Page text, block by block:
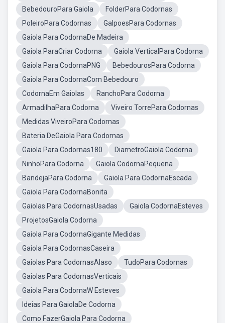
BebedouroPara Gaiola
FolderPara Codornas
PoleiroPara Codornas
GalpoesPara Codornas
Gaiola Para CodornaDe Madeira
Gaiola ParaCriar Codorna
Gaiola VerticalPara Codorna
Gaiola Para CodornaPNG
BebedourosPara Codorna
Gaiola Para CodornaCom Bebedouro
CodornaEm Gaiolas
RanchoPara Codorna
ArmadilhaPara Codorna
Viveiro TorrePara Codornas
Medidas ViveiroPara Codornas
Bateria DeGaiola Para Codornas
Gaiola Para Codornas180
DiametroGaiola Codorna
NinhoPara Codorna
Gaiola CodornaPequena
BandejaPara Codorna
Gaiola Para CodornaEscada
Gaiola Para CodornaBonita
Gaiolas Para CodornasUsadas
Gaiola CodornaEsteves
ProjetosGaiola Codorna
Gaiola Para CodornaGigante Medidas
Gaiola Para CodornasCaseira
Gaiolas Para CodornasAlaso
TudoPara Codornas
Gaiolas Para CodornasVerticais
Gaiola Para CodornaW Esteves
Ideias Para GaiolaDe Codorna
Como FazerGaiola Para Codorna